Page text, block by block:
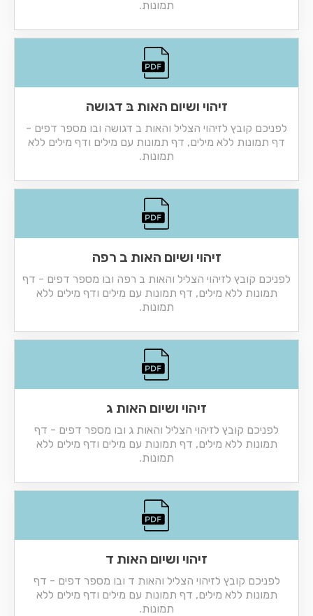
תמונות.
זיהוי ושיום האות בּ דגושה
לפניכם קובץ לזיהוי הצליל והאות ב דגושה ובו מספר דפים -
דף תמונות ללא מילים, דף תמונות עם מילים ודף מילים ללא
תמונות.
זיהוי ושיום האות ב רפה
לפניכם קובץ לזיהוי הצליל והאות ב רפה ובו מספר דפים - דף
תמונות ללא מילים, דף תמונות עם מילים ודף מילים ללא
תמונות.
זיהוי ושיום האות ג
לפניכם קובץ לזיהוי הצליל והאות ג ובו מספר דפים - דף
תמונות ללא מילים, דף תמונות עם מילים ודף מילים ללא
תמונות.
זיהוי ושיום האות ד
לפניכם קובץ לזיהוי הצליל והאות ד ובו מספר דפים - דף
תמונות ללא מילים, דף תמונות עם מילים ודף מילים ללא
תמונות.